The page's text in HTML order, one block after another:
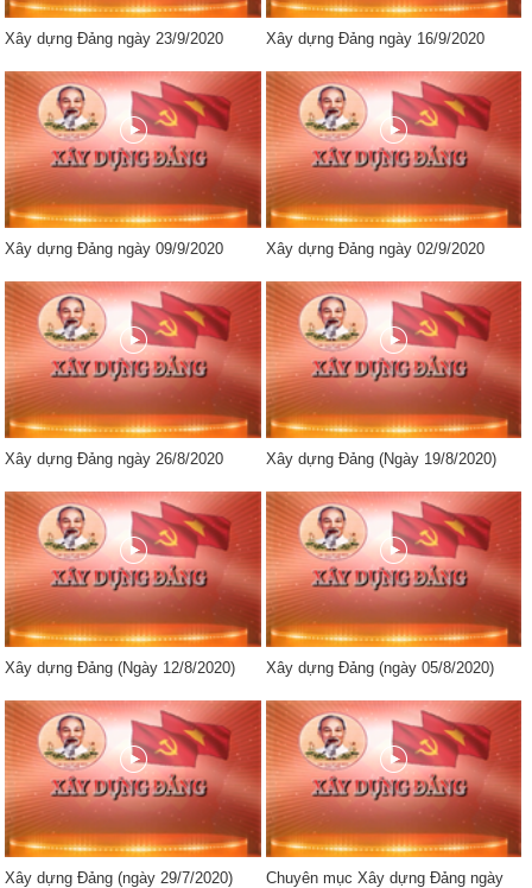
Xây dựng Đảng ngày 23/9/2020 Xây dựng Đảng ngày 16/9/2020
Xây dựng Đảng ngày 09/9/2020 Xây dựng Đảng ngày 02/9/2020
Xây dựng Đảng ngày 26/8/2020 Xây dựng Đảng (Ngày 19/8/2020)
Xây dựng Đảng (Ngày 12/8/2020) Xây dựng Đảng (ngày 05/8/2020)
Xây dựng Đảng (ngày 29/7/2020)
Chuyên mục Xây dựng Đảng ngày